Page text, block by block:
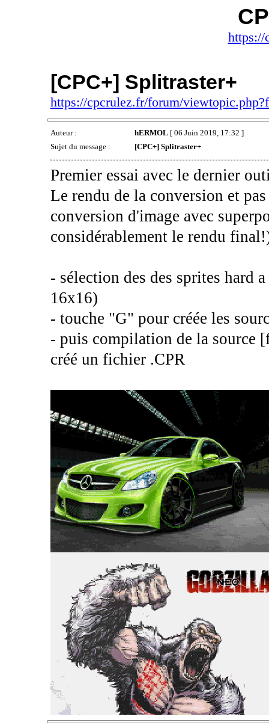
https://
[CPC+] Splitraster+
https://cpcrulez.fr/forum/
Auteur : hERMOL [ 06 Juin 2019, 17:32 ]
Sujet du message :
[CPC+] Splitraster+
Premier essai avec le dernier
Le rendu de la conversion et
conversion d'image avec
considérablement le rendu
- sélection des des sprites hard
16x16)
- touche "G" pour créée les
- puis compilation de la source
créé un fichier .CPR